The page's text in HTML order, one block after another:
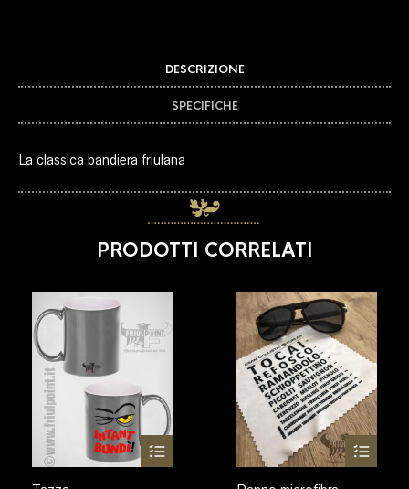
DESCRIZIONE
SPECIFICHE
La classica bandiera friulana
PRODOTTI CORRELATI